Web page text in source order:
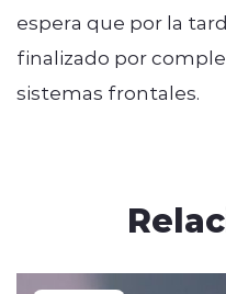
espera que por la
finalizado por
sistemas frontales.